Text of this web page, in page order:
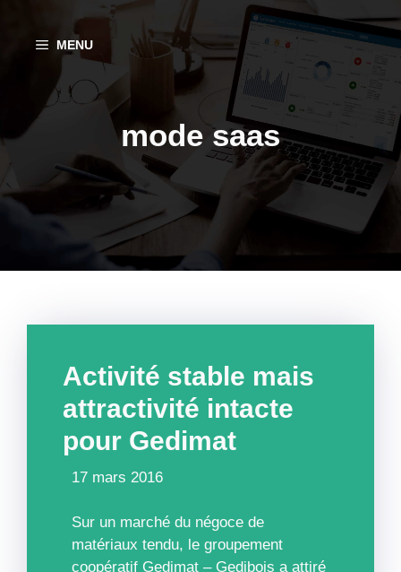
contenu
MENU
mode saas
Activité stable mais
attractivité intacte
pour Gedimat
17 mars 2016
Sur un marché du négoce de
matériaux tendu, le groupement
coopératif Gedimat – Gedibois a attiré